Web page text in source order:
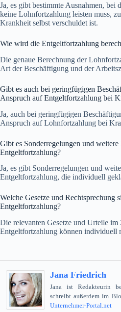
Ja, es gibt bestimmte Ausnahmen, bei
keine Lohnfortzahlung leisten muss,
Krankheit selbst verschuldet ist.
Wie wird die Entgeltfortzahlung
Die genaue Berechnung der
Art der Beschäftigung und der
Gibt es auch bei geringfügigen
Anspruch auf Entgeltfortzahlung bei
Ja, auch bei geringfügigen
Anspruch auf Lohnfortzahlung bei
Gibt es Sonderregelungen und
Entgeltfortzahlung?
Ja, es gibt Sonderregelungen und
Entgeltfortzahlung, die individuell
Welche Gesetze und Rechtsprechung
Entgeltfortzahlung?
Die relevanten Gesetze und Urteile im
Entgeltfortzahlung können individuell
Jana Friedrich
Jana ist Redakteurin
schreibt außerdem im
Unternehmer-Portal.net